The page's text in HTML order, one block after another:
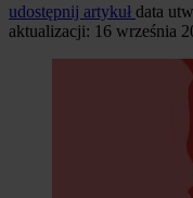
udostępnij artykuł data
aktualizacji: 16 września